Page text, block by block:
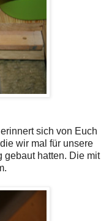
sich von Euch
wir mal für unsere
gebaut hatten. Die mit